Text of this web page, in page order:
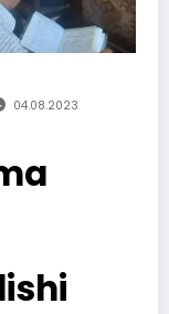
04.08.2023